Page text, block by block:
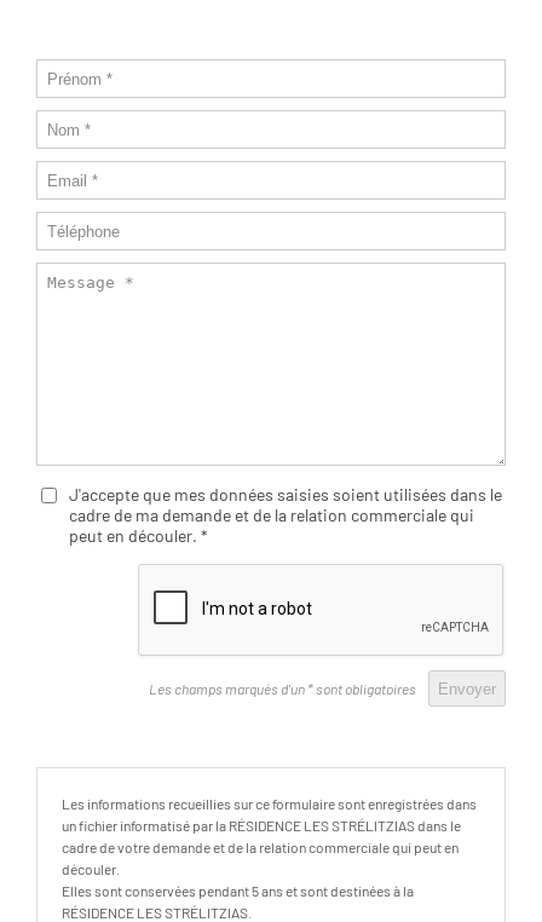
J'accepte que mes données saisies soient utilisées dans le
cadre de ma demande et de la relation commerciale qui
peut en découler. *
Les champs marqués d'un * sont obligatoires
Les informations recueillies sur ce formulaire sont enregistrées dans
un fichier informatisé par la RÉSIDENCE LES STRÉLITZIAS dans le
cadre de votre demande et de la relation commerciale qui peut en
découler.
Elles sont conservées pendant 5 ans et sont destinées à la
RÉSIDENCE LES STRÉLITZIAS.